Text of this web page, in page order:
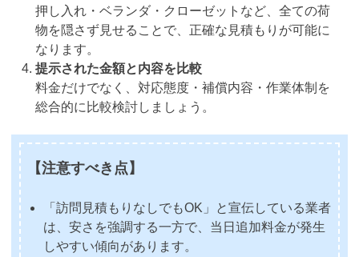
押し入れ・ベランダ・クローゼットなど、全ての荷
物を隠さず見せることで、正確な見積もりが可能に
なります。
提示された金額と内容を比較
料金だけでなく、対応態度・補償内容・作業体制を
総合的に比較検討しましょう。
【注意すべき点】
「訪問見積もりなしでもOK」と宣伝している業者
は、安さを強調する一方で、当日追加料金が発生
しやすい傾向があります。